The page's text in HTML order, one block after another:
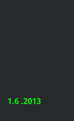
1.6 .2013